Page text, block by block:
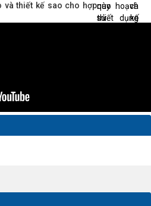
và thiết kế sao cho hợp